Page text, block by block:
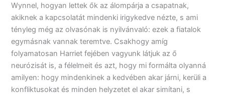
Wynnel, hogyan lettek ők az álompárja a csapatnak,
akiknek a kapcsolatát mindenki irigykedve nézte, s ami
tényleg még az olvasónak is nyilvánvaló: ezek a fiatalok
egymásnak vannak teremtve. Csakhogy amíg
folyamatosan Harriet fejében vagyunk látjuk az ő
neurózisát is, a félelmeit és azt, hogy mi formálta olyanná
amilyen: hogy mindenkinek a kedvében akar járni, kerüli a
konfliktusokat és minden helyzetet el akar simítani, s